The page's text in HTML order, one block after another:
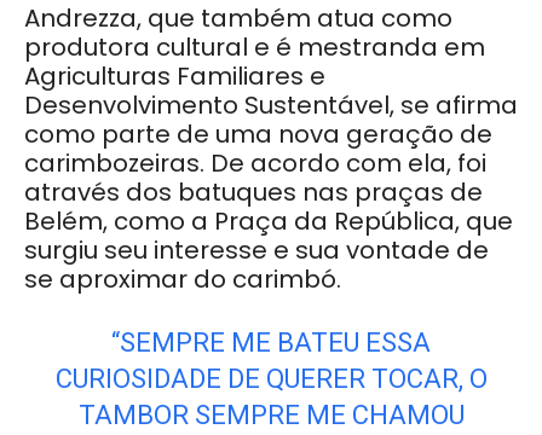
Andrezza, que também atua como
produtora cultural e é mestranda em
Agriculturas Familiares e
Desenvolvimento Sustentável, se afirma
como parte de uma nova geração de
carimbozeiras. De acordo com ela, foi
através dos batuques nas praças de
Belém, como a Praça da República, que
surgiu seu interesse e sua vontade de
se aproximar do carimbó.
“SEMPRE ME BATEU ESSA
CURIOSIDADE DE QUERER TOCAR, O
TAMBOR SEMPRE ME CHAMOU